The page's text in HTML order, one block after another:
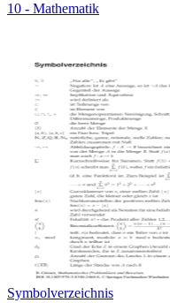
10 - Mathematik
Symbolverzeichnis